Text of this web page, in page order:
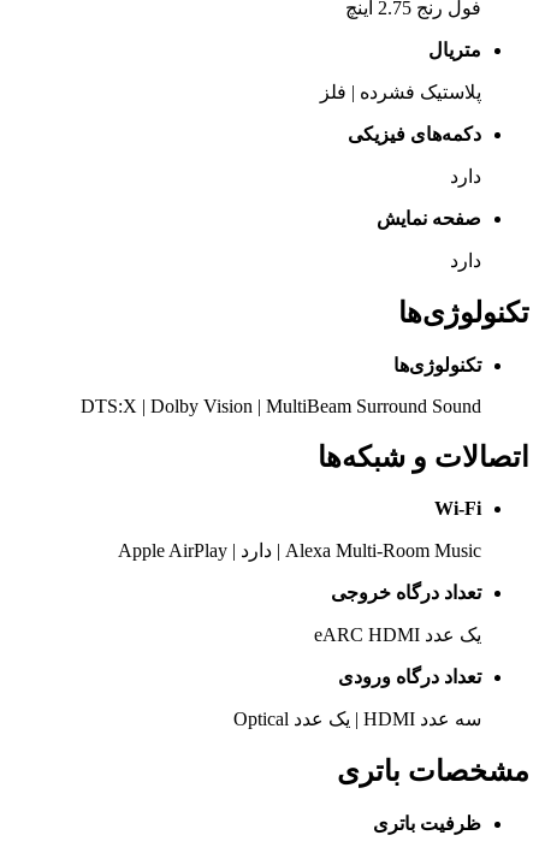
فول رنج 2.75 اینچ
متریال
پلاستیک فشرده | فلز
دکمه‌های فیزیکی
دارد
صفحه نمایش
دارد
تکنولوژی‌ها
تکنولوژی‌ها
DTS:X | Dolby Vision | MultiBeam Surround Sound
اتصالات و شبکه‌ها
Wi-Fi
Alexa Multi-Room Music | دارد | Apple AirPlay
تعداد درگاه خروجی
یک عدد eARC HDMI
تعداد درگاه ورودی
سه عدد HDMI | یک عدد Optical
مشخصات باتری
ظرفیت باتری